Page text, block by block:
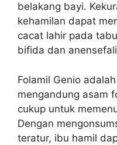
belakang bayi.
kehamilan dapat
cacat lahir pada
bifida dan
Folamil Genio
mengandung asam
cukup untuk
Dengan
teratur, ibu hamil